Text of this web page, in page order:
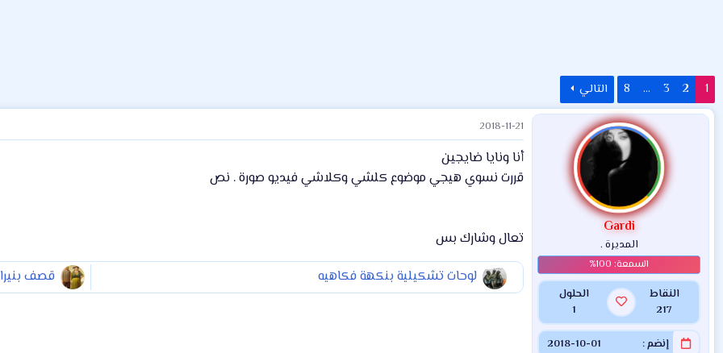
1
2
3
…
8 التالي
Gardi
المديرة .
النقاط
217
الحلول
1
إنضم 2018-10-01
2018-11-21
أنا ونايا ضايجين
قررت نسوي هيجي موضوع كلشي وكلاشي فيديو صورة . نص
تعال وشارك بس
لوحات تشكيلية بنكهة فكاهيه
قصف